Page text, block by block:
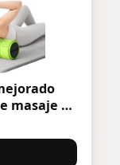
masaje de
para